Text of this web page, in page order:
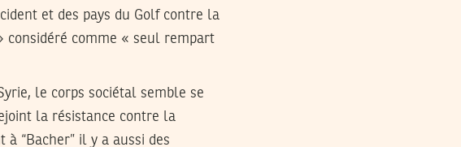
et des pays du Golf contre la
considéré comme « seul rempart
le corps sociétal semble se
la résistance contre la
“Bacher” il y a aussi des